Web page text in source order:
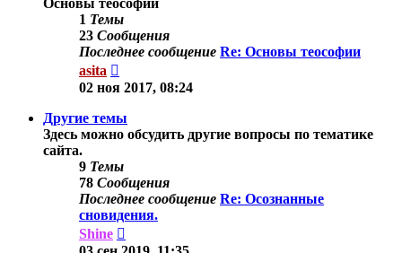
Основы теософии
1 Темы
23 Сообщения
Последнее сообщение Re: Основы теософии
asita
к
сообщению
02 ноя 2017, 08:24
Другие темы
Здесь можно обсудить другие вопросы по тематике
сайта.
9 Темы
78 Сообщения
Последнее сообщение Re: Осознанные
сновидения.
Shine
к